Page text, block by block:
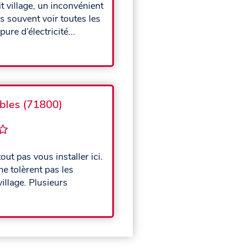
village, un inconvénient
souvent voir toutes les
d’électricité...
(71800)
pas vous installer ici.
tolèrent pas les
Plusieurs